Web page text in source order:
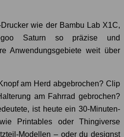
wie der Bambu Lab X1C,
Saturn so präzise und
Anwendungsgebiete weit über
am Herd abgebrochen? Clip
am Fahrrad gebrochen?
ist heute ein 30-Minuten-
Printables oder Thingiverse
Modellen – oder du designst